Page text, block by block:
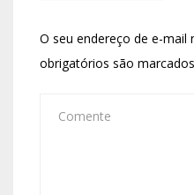
O seu endereço de e-mail
obrigatórios são